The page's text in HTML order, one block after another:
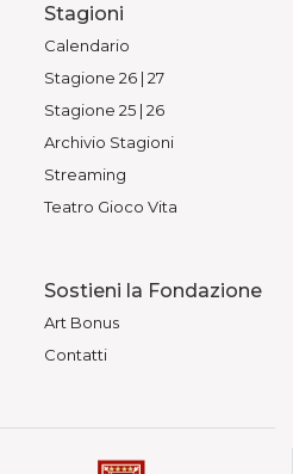
Stagioni
Calendario
Stagione 26 | 27
Stagione 25 | 26
Archivio Stagioni
Streaming
Teatro Gioco Vita
Sostieni la Fondazione
Art Bonus
Contatti